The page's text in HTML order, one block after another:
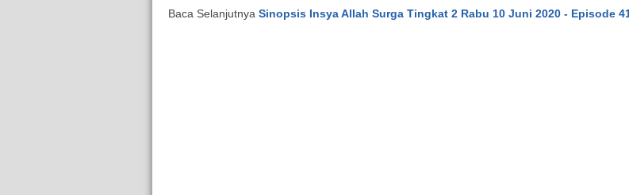
Baca Selanjutnya Sinopsis Insya Allah Surga Tingkat 2 Rabu 10 Juni 2020 - Episode